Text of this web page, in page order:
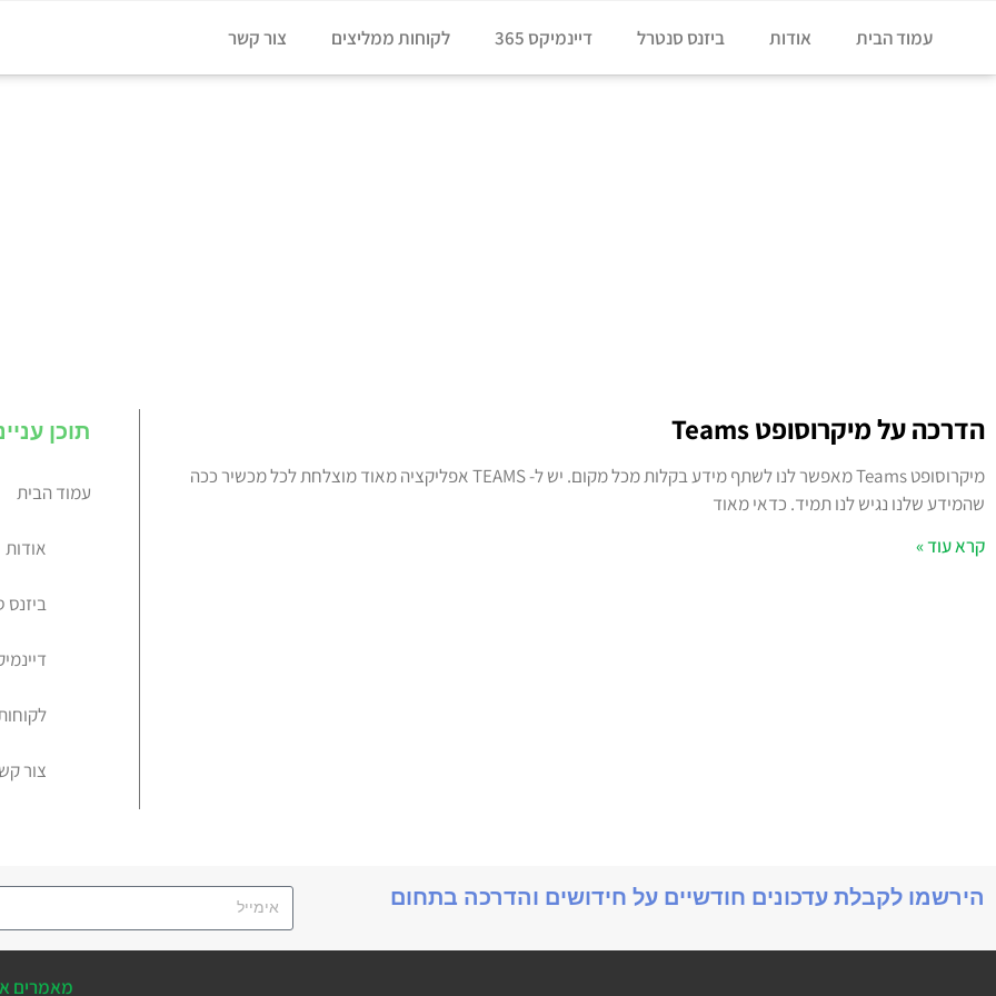
עמוד הבית אודות ביזנס סנטרל דיינמיקס 365 לקוחות ממליצים צור קשר
הדרכה על מיקרוסופט Teams
מיקרוסופט Teams מאפשר לנו לשתף מידע בקלות מכל מקום. יש ל- TEAMS אפליקציה מאוד מוצלחת לכל מכשיר ככה
שהמידע שלנו נגיש לנו תמיד. כדאי מאוד
קרא עוד »
תוכן
עמוד הבית
אודות
ביזנס
צור
הירשמו לקבלת עדכונים חודשיים על חידושים והדרכה בתחום
מאמרים